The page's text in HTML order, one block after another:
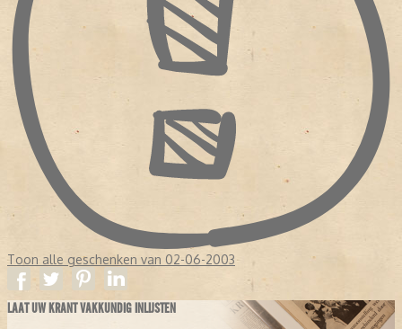
Toon alle geschenken van 02-06-2003
LAAT UW KRANT VAKKUNDIG INLIJSTEN